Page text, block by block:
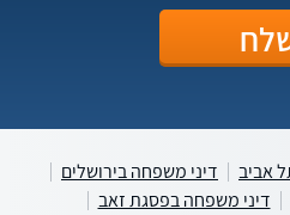
אביב
דיני משפחה בירושלים
דיני משפחה בפסגת זאב